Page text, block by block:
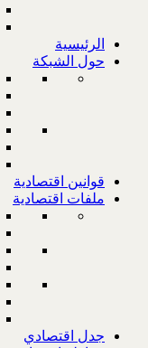
الرئيسية
حول الشبكة
قوانين اقتصادية
ملفات اقتصادية
جدل اقتصادي